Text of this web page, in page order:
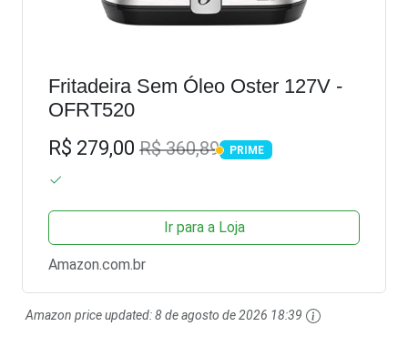
Fritadeira Sem Óleo Oster 127V -
OFRT520
R$ 279,00 R$ 360,89 PRIME
PRIME
Ir para a Loja
Amazon.com.br
Amazon price updated:8 de agosto de 2026 18:39